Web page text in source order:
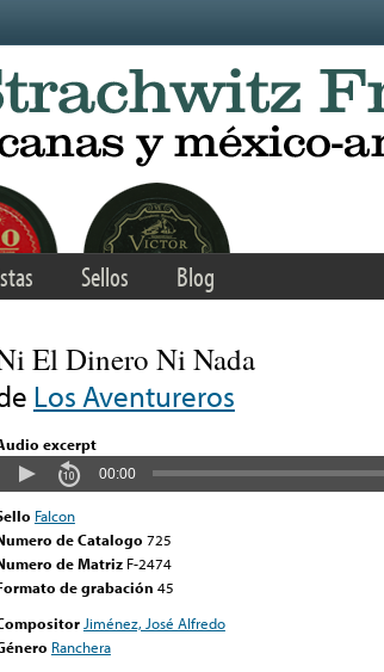
Sellos Blog
El Dinero Ni Nada
Los Aventureros
excerpt
00:00
Falcon
de Catalogo 725
de Matriz F-2474
de grabación 45
Jiménez, José Alfredo
Ranchera